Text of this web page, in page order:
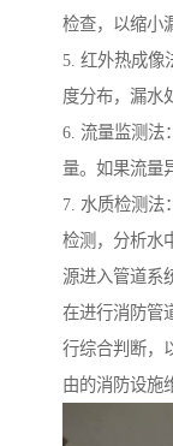
检查，以缩小
5. 红外热成像
度分布，漏水
6. 流量监测法
量。如果流量
7. 水质检测法
检测，分析水
源进入管道系
在进行消防管
行综合判断，
由的消防设施